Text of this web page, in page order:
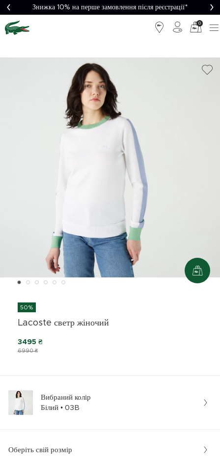
Знижка 10% на перше замовлення після реєстрації*
0
50%
Lacoste светр жіночий
6990 ₴
3495 ₴
Вибраний колір
Білий • 03B
Оберіть свій розмір
Легке
повернення